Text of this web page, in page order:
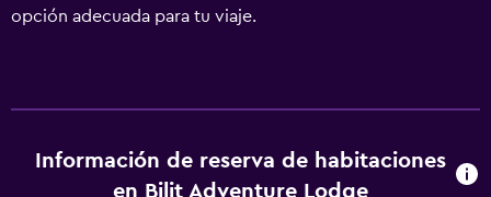
opción adecuada para tu viaje.
Información de reserva de habitaciones
en Bilit Adventure Lodge